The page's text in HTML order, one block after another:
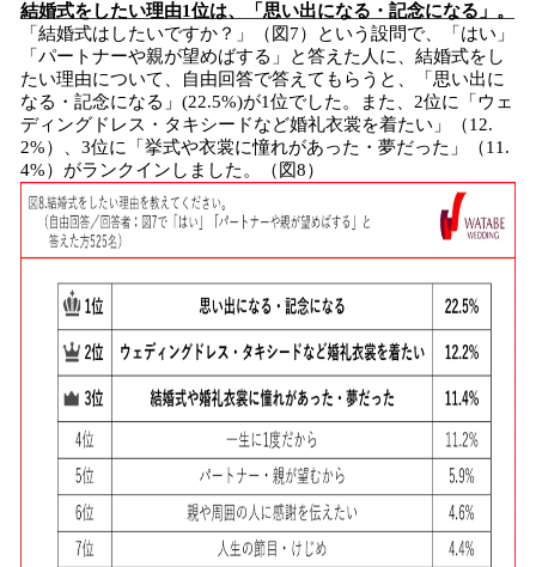
結婚式をしたい理由1位は、「思い出になる・記念になる」。
「結婚式はしたいですか？」（図7）という設問で、「はい」
「パートナーや親が望めばする」と答えた人に、結婚式をし
たい理由について、自由回答で答えてもらうと、「思い出に
なる・記念になる」(22.5%)が1位でした。また、2位に「ウェ
ディングドレス・タキシードなど婚礼衣裳を着たい」（12.
2%）、3位に「挙式や衣裳に憧れがあった・夢だった」（11.
4%）がランクインしました。（図8）